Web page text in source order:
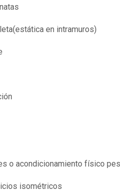
en intramuros)
o acondicionamiento físico
isométricos